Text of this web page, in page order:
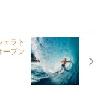
ェラト
ープン